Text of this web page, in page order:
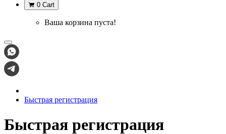
0 Cart
Ваша корзина пуста!
Быстрая регистрация
Быстрая регистрация